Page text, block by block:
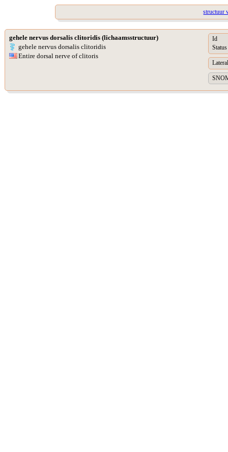
structuur
gehele nervus dorsalis clitoridis (lichaamsstructuur)
gehele nervus dorsalis clitoridis
Entire dorsal nerve of clitoris
Id
Status